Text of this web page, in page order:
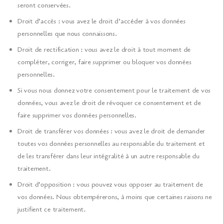
seront conservées.
Droit d’accès : vous avez le droit d’accéder à vos données
personnelles que nous connaissons.
Droit de rectification : vous avez le droit à tout moment de
compléter, corriger, faire supprimer ou bloquer vos données
personnelles.
Si vous nous donnez votre consentement pour le traitement de vos
données, vous avez le droit de révoquer ce consentement et de
faire supprimer vos données personnelles.
Droit de transférer vos données : vous avez le droit de demander
toutes vos données personnelles au responsable du traitement et
de les transférer dans leur intégralité à un autre responsable du
traitement.
Droit d’opposition : vous pouvez vous opposer au traitement de
vos données. Nous obtempérerons, à moins que certaines raisons ne
justifient ce traitement.